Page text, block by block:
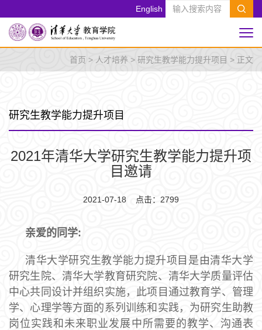
English
首页 > 人才培养 > 研究生教学能力提升项目 > 正文
研究生教学能力提升项目
2021年清华大学研究生教学能力提升项
目邀请
2021-07-18 点击： 2799
亲爱的同学:
清华大学研究生教学能力提升项目是由清华大学
研究生院、清华大学教育研究院、清华大学质量评估
中心共同设计并组织实施，此项目通过教育学、管理
学、心理学等方面的系列训练和实践，为研究生助教
岗位实践和未来职业发展中所需要的教学、沟通表